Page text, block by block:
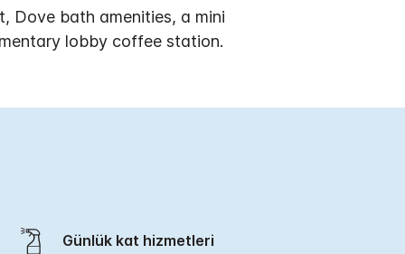
Dove bath amenities, a mini
lobby coffee station.
Günlük kat hizmetleri